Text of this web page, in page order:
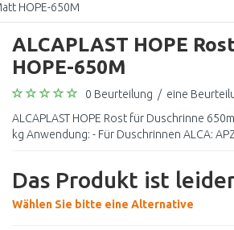
HOPE-650M
ALCAPLAST HOPE
HOPE-650M
0 Beurteilung / eine
ALCAPLAST HOPE Rost für Duschrinne
kg Anwendung: - Für Duschrinnen ALCA:
Das Produkt ist
Wählen Sie bitte eine Alternative